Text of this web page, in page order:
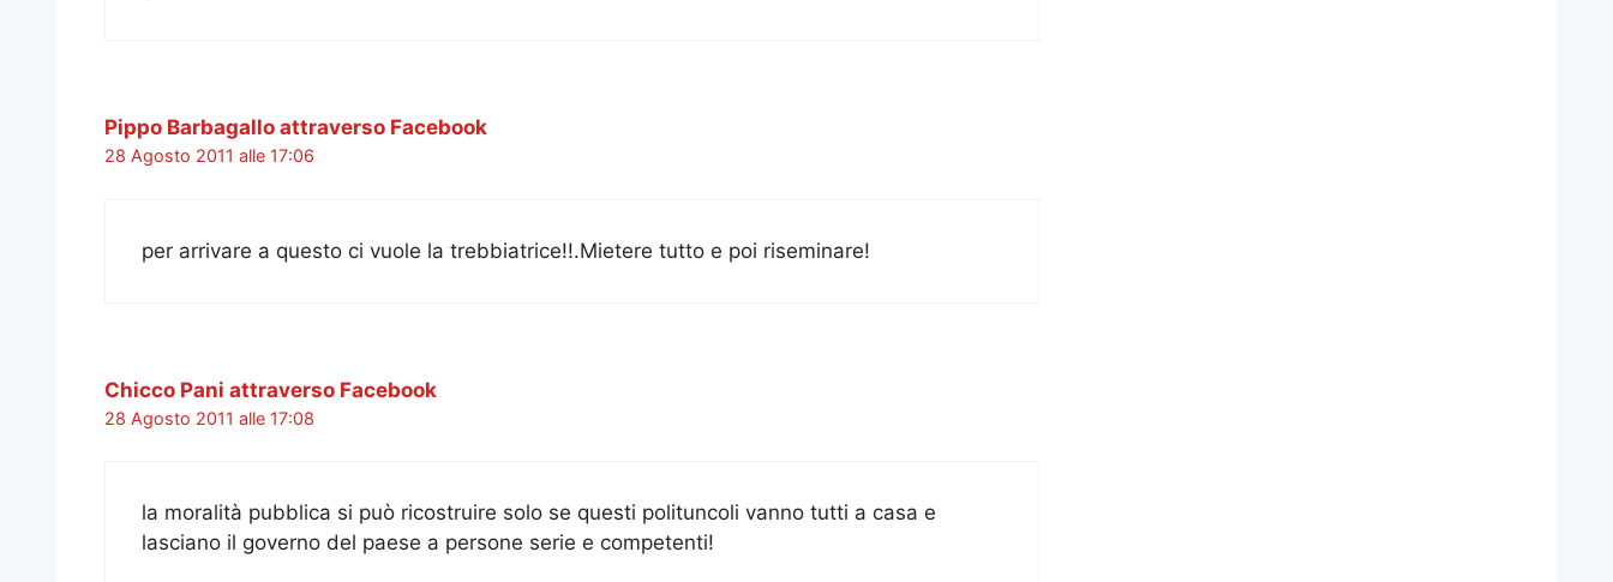
Pippo Barbagallo attraverso Facebook
28 Agosto 2011 alle 17:06
per arrivare a questo ci vuole la trebbiatrice!!.Mietere tutto e poi riseminare!
Chicco Pani attraverso Facebook
28 Agosto 2011 alle 17:08
la moralità pubblica si può ricostruire solo se questi polituncoli vanno tutti a casa e
lasciano il governo del paese a persone serie e competenti!